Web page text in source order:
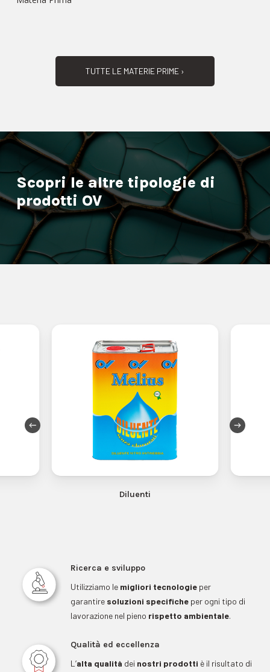
TUTTE LE MATERIE PRIME ›
Scopri le altre tipologie di
prodotti OV
Diluenti
Ricerca e sviluppo
Utilizziamo le migliori tecnologieper
garantire soluzioni specificheper ogni tipo di
lavorazione nel pieno rispetto ambientale.
Qualità ed eccellenza
L’alta qualità dei nostri prodotti è il risultato di